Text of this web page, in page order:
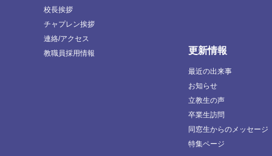
校長挨拶
チャプレン挨拶
連絡/アクセス
教職員採用情報
更新情報
最近の出来事
お知らせ
立教生の声
卒業生訪問
同窓生からのメッセージ
特集ページ